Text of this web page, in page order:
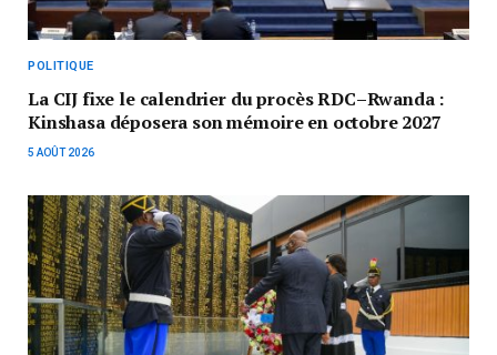
POLITIQUE
La CIJ fixe le calendrier du procès RDC–Rwanda :
Kinshasa déposera son mémoire en octobre 2027
5 AOÛT 2026